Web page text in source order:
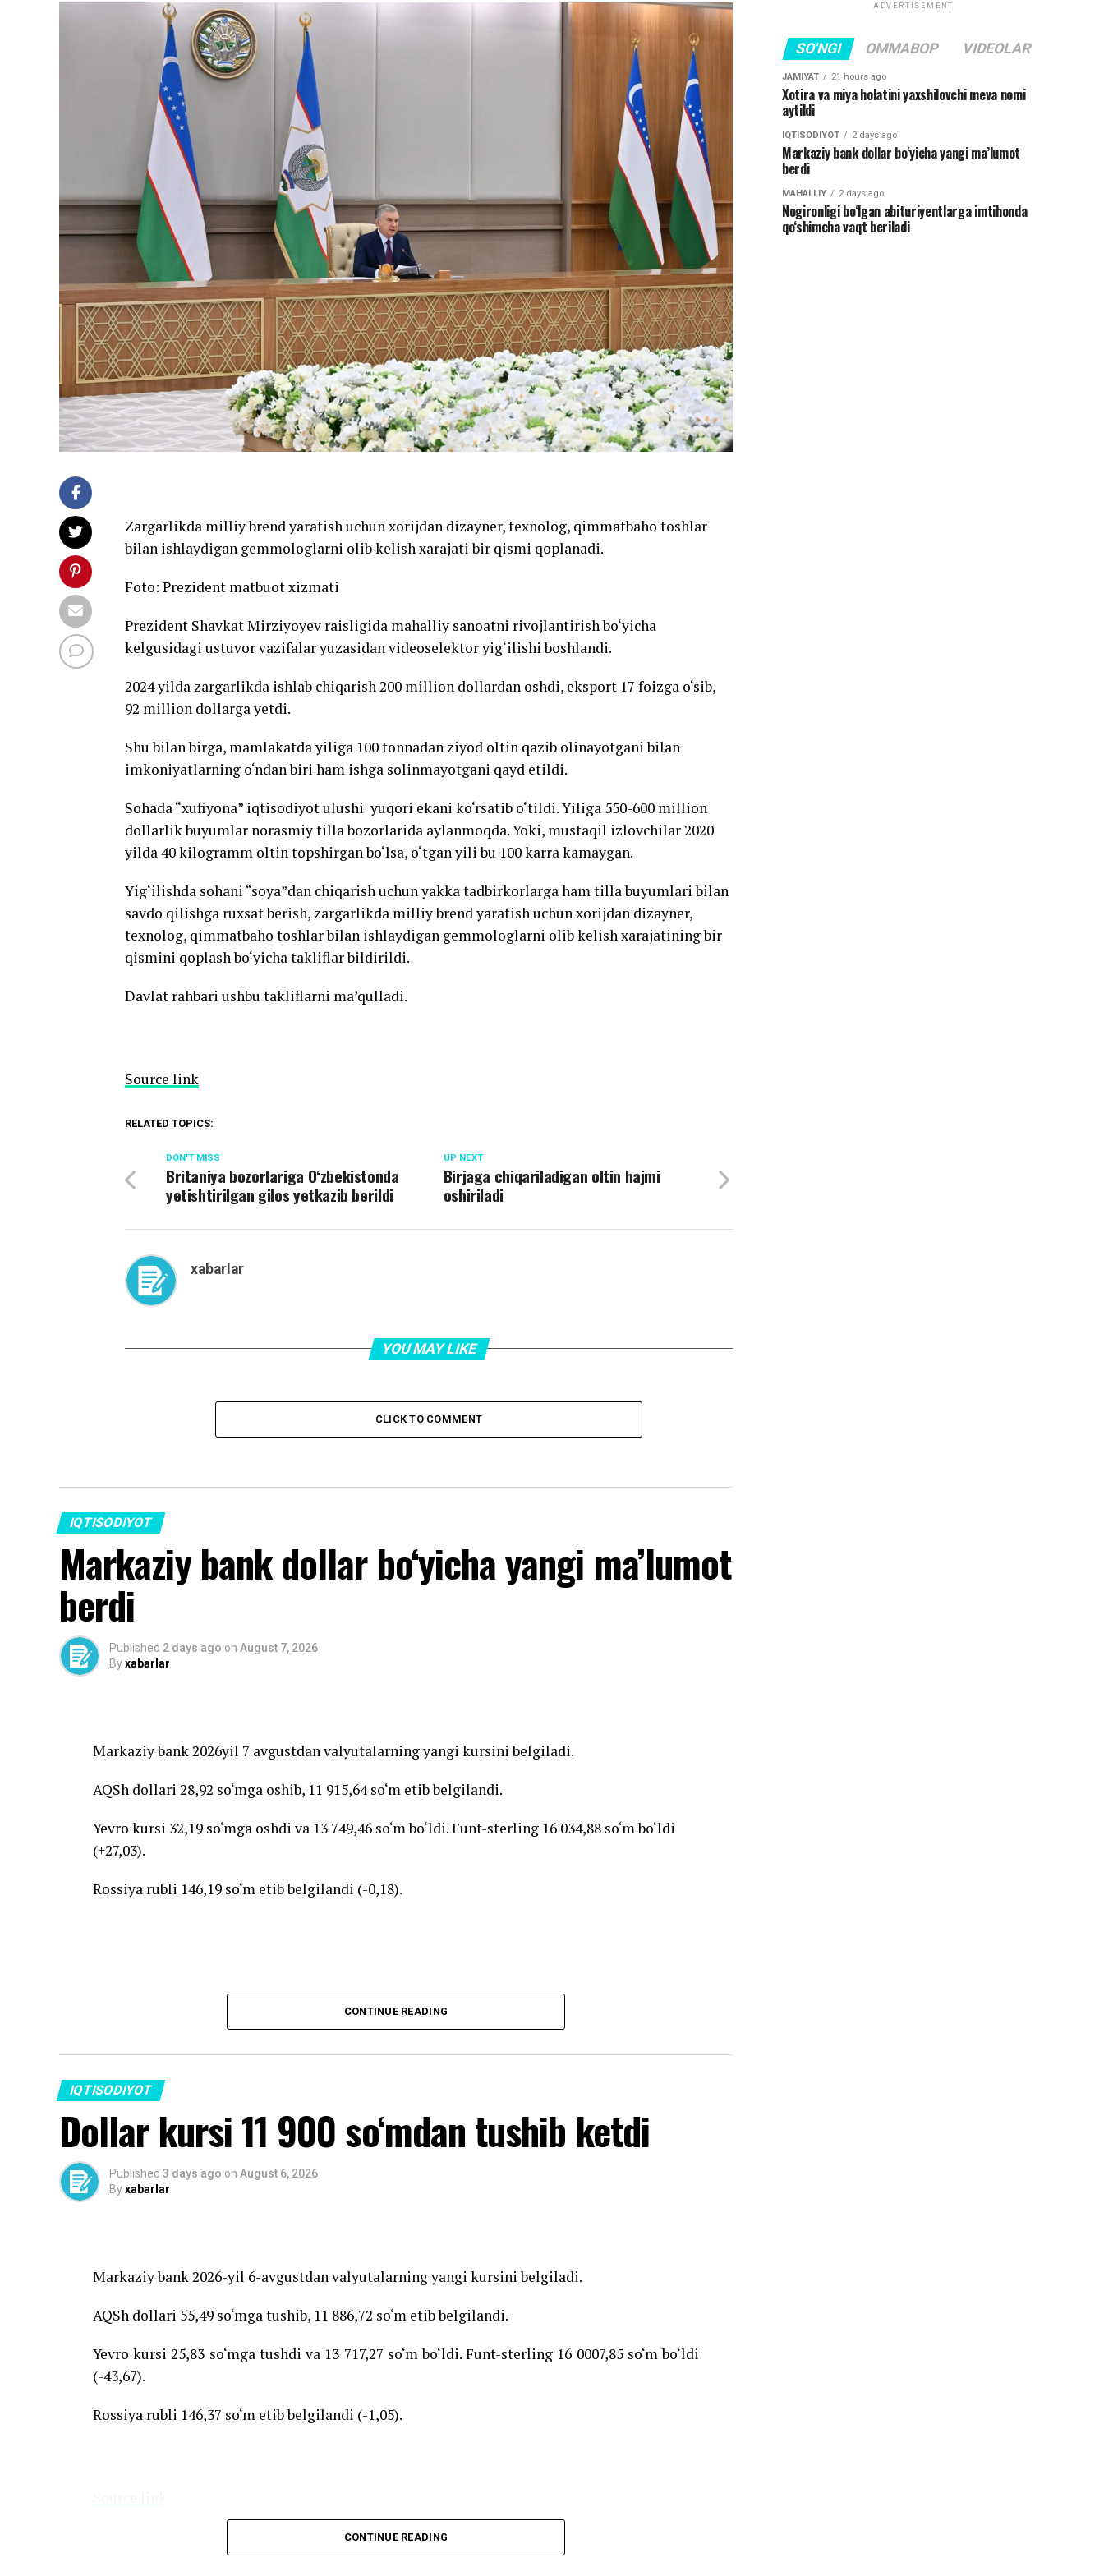
Zargarlikda milliy brend yaratish uchun xorijdan dizayner, texnolog, qimmatbaho toshlar
bilan ishlaydigan gemmologlarni olib kelish xarajati bir qismi qoplanadi.
Foto: Prezident matbuot xizmati
Prezident Shavkat Mirziyoyev raisligida mahalliy sanoatni rivojlantirish bo‘yicha
kelgusidagi ustuvor vazifalar yuzasidan videoselektor yig‘ilishi boshlandi.
2024 yilda zargarlikda ishlab chiqarish 200 million dollardan oshdi, eksport 17 foizga o‘sib,
92 million dollarga yetdi.
Shu bilan birga, mamlakatda yiliga 100 tonnadan ziyod oltin qazib olinayotgani bilan
imkoniyatlarning o‘ndan biri ham ishga solinmayotgani qayd etildi.
Sohada “xufiyona” iqtisodiyot ulushi yuqori ekani ko‘rsatib o‘tildi. Yiliga 550-600 million
dollarlik buyumlar norasmiy tilla bozorlarida aylanmoqda. Yoki, mustaqil izlovchilar 2020
yilda 40 kilogramm oltin topshirgan bo‘lsa, o‘tgan yili bu 100 karra kamaygan.
Yig‘ilishda sohani “soya”dan chiqarish uchun yakka tadbirkorlarga ham tilla buyumlari bilan
savdo qilishga ruxsat berish, zargarlikda milliy brend yaratish uchun xorijdan dizayner,
texnolog, qimmatbaho toshlar bilan ishlaydigan gemmologlarni olib kelish xarajatining bir
qismini qoplash bo‘yicha takliflar bildirildi.
Davlat rahbari ushbu takliflarni ma’qulladi.
Source link
RELATED TOPICS:
UP NEXT
Birjaga chiqariladigan oltin hajmi
oshiriladi
DON'T MISS
Britaniya bozorlariga O‘zbekistonda
yetishtirilgan gilos yetkazib berildi
xabarlar
YOU MAY LIKE
CLICK TO COMMENT
IQTISODIYOT
Markaziy bank dollar bo‘yicha yangi ma’lumot
berdi
Published 2 days ago on August 7, 2026
Byxabarlar
Markaziy bank 2026yil 7 avgustdan valyutalarning yangi kursini belgiladi.
AQSh dollari 28,92 so‘mga oshib, 11 915,64 so‘m etib belgilandi.
Yevro kursi 32,19 so‘mga oshdi va 13 749,46 so‘m bo‘ldi. Funt-sterling 16 034,88 so‘m bo‘ldi
(+27,03).
Rossiya rubli 146,19 so‘m etib belgilandi (-0,18).
CONTINUE READING
IQTISODIYOT
Dollar kursi 11 900 so‘mdan tushib ketdi
Published 3 days ago on August 6, 2026
Byxabarlar
Markaziy bank 2026-yil 6-avgustdan valyutalarning yangi kursini belgiladi.
AQSh dollari 55,49 so‘mga tushib, 11 886,72 so‘m etib belgilandi.
Yevro kursi 25,83 so‘mga tushdi va 13 717,27 so‘m bo‘ldi. Funt-sterling 16 0007,85 so‘m bo‘ldi
(-43,67).
Rossiya rubli 146,37 so‘m etib belgilandi (-1,05).
CONTINUE READING
ADVERTISEMENT
SO'NGI OMMABOP VIDEOLAR
JAMIYAT 21 hours ago
Xotira va miya holatini yaxshilovchi meva nomi
aytildi
IQTISODIYOT 2 days ago
Markaziy bank dollar bo‘yicha yangi ma’lumot
berdi
MAHALLIY 2 days ago
Nogironligi bo‘lgan abituriyentlarga imtihonda
qo‘shimcha vaqt beriladi